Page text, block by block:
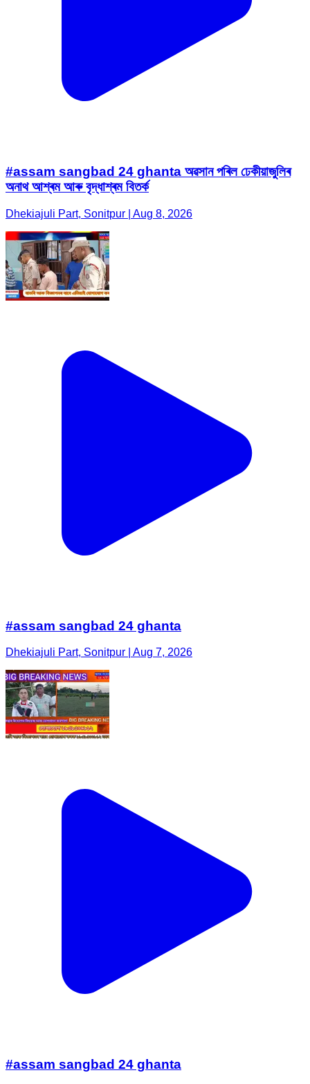
#assam sangbad 24 ghanta অৱসান পৰিল ঢেকীয়াজুলিৰ
অনাথ আশ্ৰম আৰু বৃদ্ধাশ্ৰম বিতৰ্ক
Dhekiajuli Part, Sonitpur | Aug 8, 2026
#assam sangbad 24 ghanta
Dhekiajuli Part, Sonitpur | Aug 7, 2026
#assam sangbad 24 ghanta